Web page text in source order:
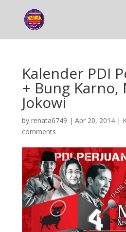
Kalender PDI
+ Bung Karno,
Jokowi
by renata6749 | Apr 20, 2014|
comments